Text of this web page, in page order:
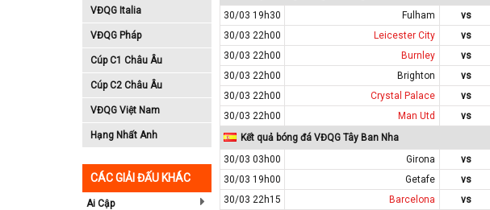
VĐQG Italia
VĐQG Pháp
Cúp C1 Châu Âu
Cúp C2 Châu Âu
VĐQG Việt Nam
Hạng Nhất Anh
CÁC GIẢI ĐẤU KHÁC
Ai Cập
30/03 19h30
Fulham vs
30/03 22h00
Leicester City vs
30/03 22h00
Burnley vs
30/03 22h00
Brighton vs
30/03 22h00
Crystal Palace vs
30/03 22h00
Man Utd vs
Kết quả bóng đá VĐQG Tây Ban Nha
30/03 03h00
Girona vs
30/03 19h00
Getafe vs
30/03 22h15
Barcelona vs